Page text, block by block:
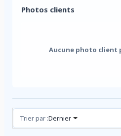
Photos clients
Aucune photo client
Avis (0)
Trier par :Dernier